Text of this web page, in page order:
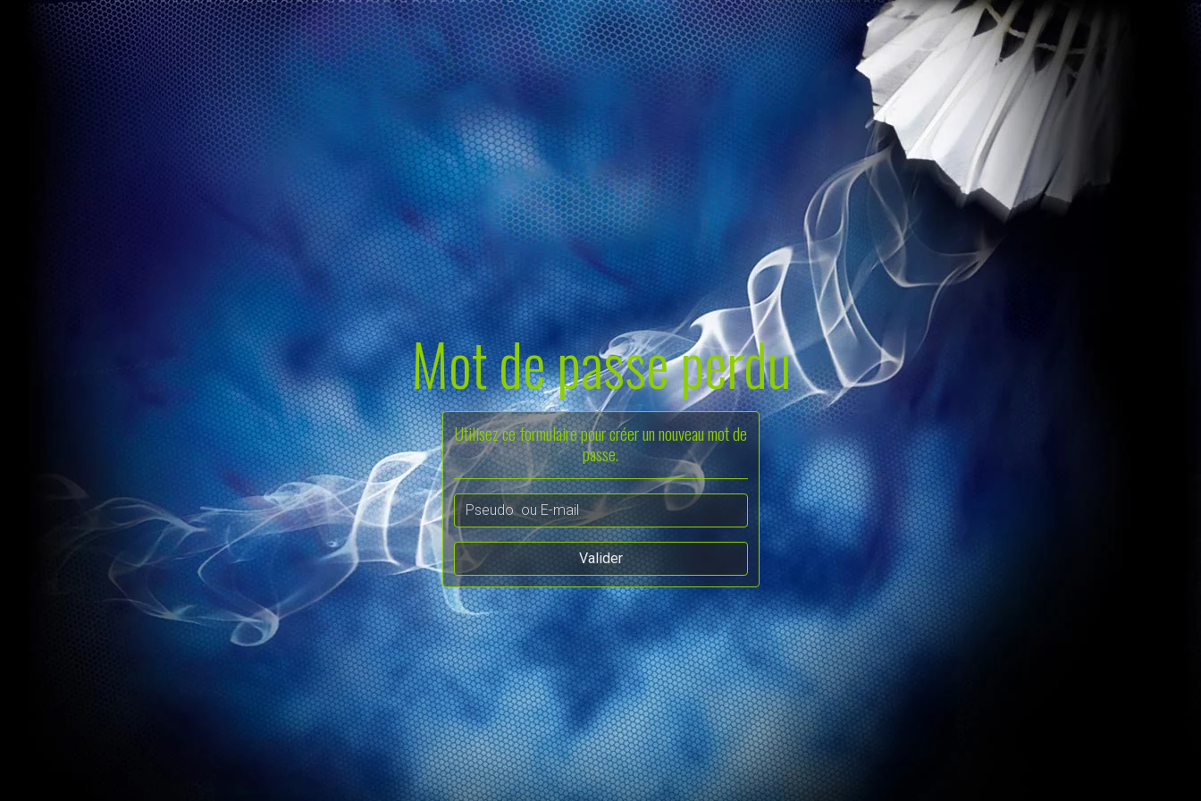
Mot de passe perdu
Utilisez ce formulaire pour créer un nouveau mot de
passe.
Valider